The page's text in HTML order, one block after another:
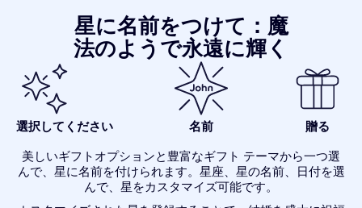
星に名前をつけて：魔
法のようで永遠に輝く
選択してください 名前 贈る
美しいギフトオプションと豊富なギフト テーマから一つ選
んで、星に名前を付けられます。星座、星の名前、日付を選
んで、星をカスタマイズ可能です。